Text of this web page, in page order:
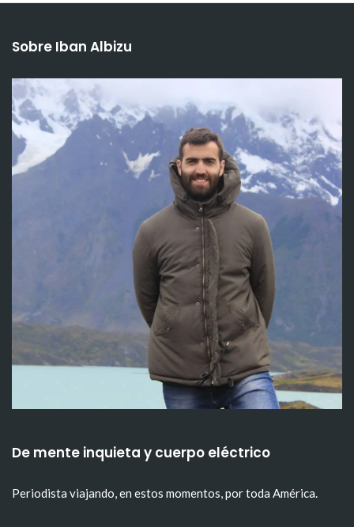
Sobre Iban Albizu
De mente inquieta y cuerpo eléctrico
Periodista viajando, en estos momentos, por toda América.